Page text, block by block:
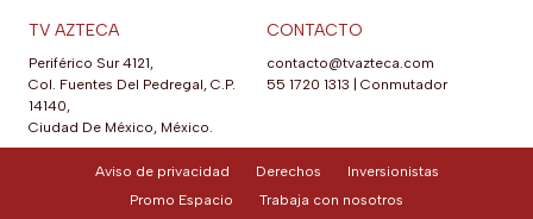
TV AZTECA
Periférico Sur 4121,
Col. Fuentes Del Pedregal, C.P.
14140,
Ciudad De México, México.
CONTACTO
contacto@tvazteca.com
55 1720 1313
Conmutador
Aviso de privacidad Derechos
Inversionistas
Promo Espacio
Trabaja con nosotros